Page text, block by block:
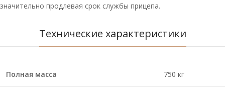
значительно продлевая срок службы прицепа.
Технические характеристики
Полная масса 750 кг